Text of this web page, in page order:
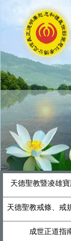
天德聖教暨凌雄
天德聖教戒條、戒
成世正道指